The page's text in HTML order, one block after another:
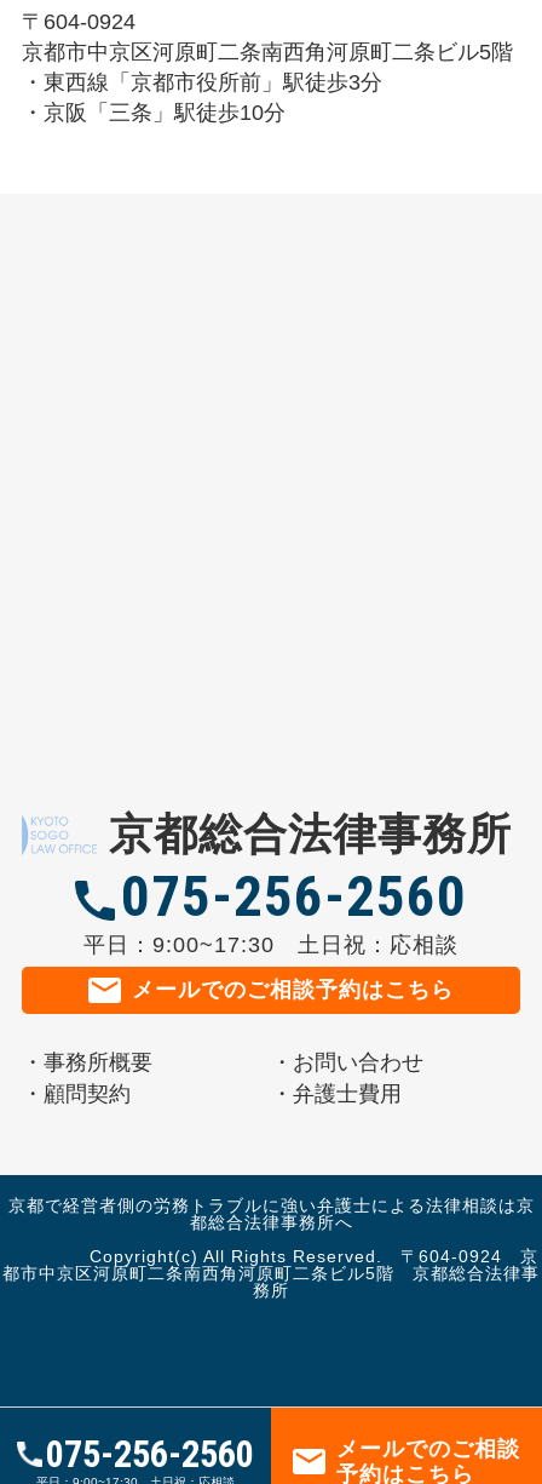
075-256-2560
メールでのご相談
予約はこちら
〒604-0924
京都市中京区河原町二条南西角河原町二条ビル5階
・東西線「京都市役所前」駅徒歩3分
・京阪「三条」駅徒歩10分
京都総合法律事務所
075-256-2560
平日：9:00~17:30 土日祝：応相談
メールでのご相談予約はこちら
事務所概要
お問い合わせ
顧問契約
弁護士費用
京都で経営者側の労務トラブルに強い弁護士による法律相談は京
都総合法律事務所へ
Copyright(c) All Rights Reserved. 〒604-0924 京
都市中京区河原町二条南西角河原町二条ビル5階 京都総合法律事
務所